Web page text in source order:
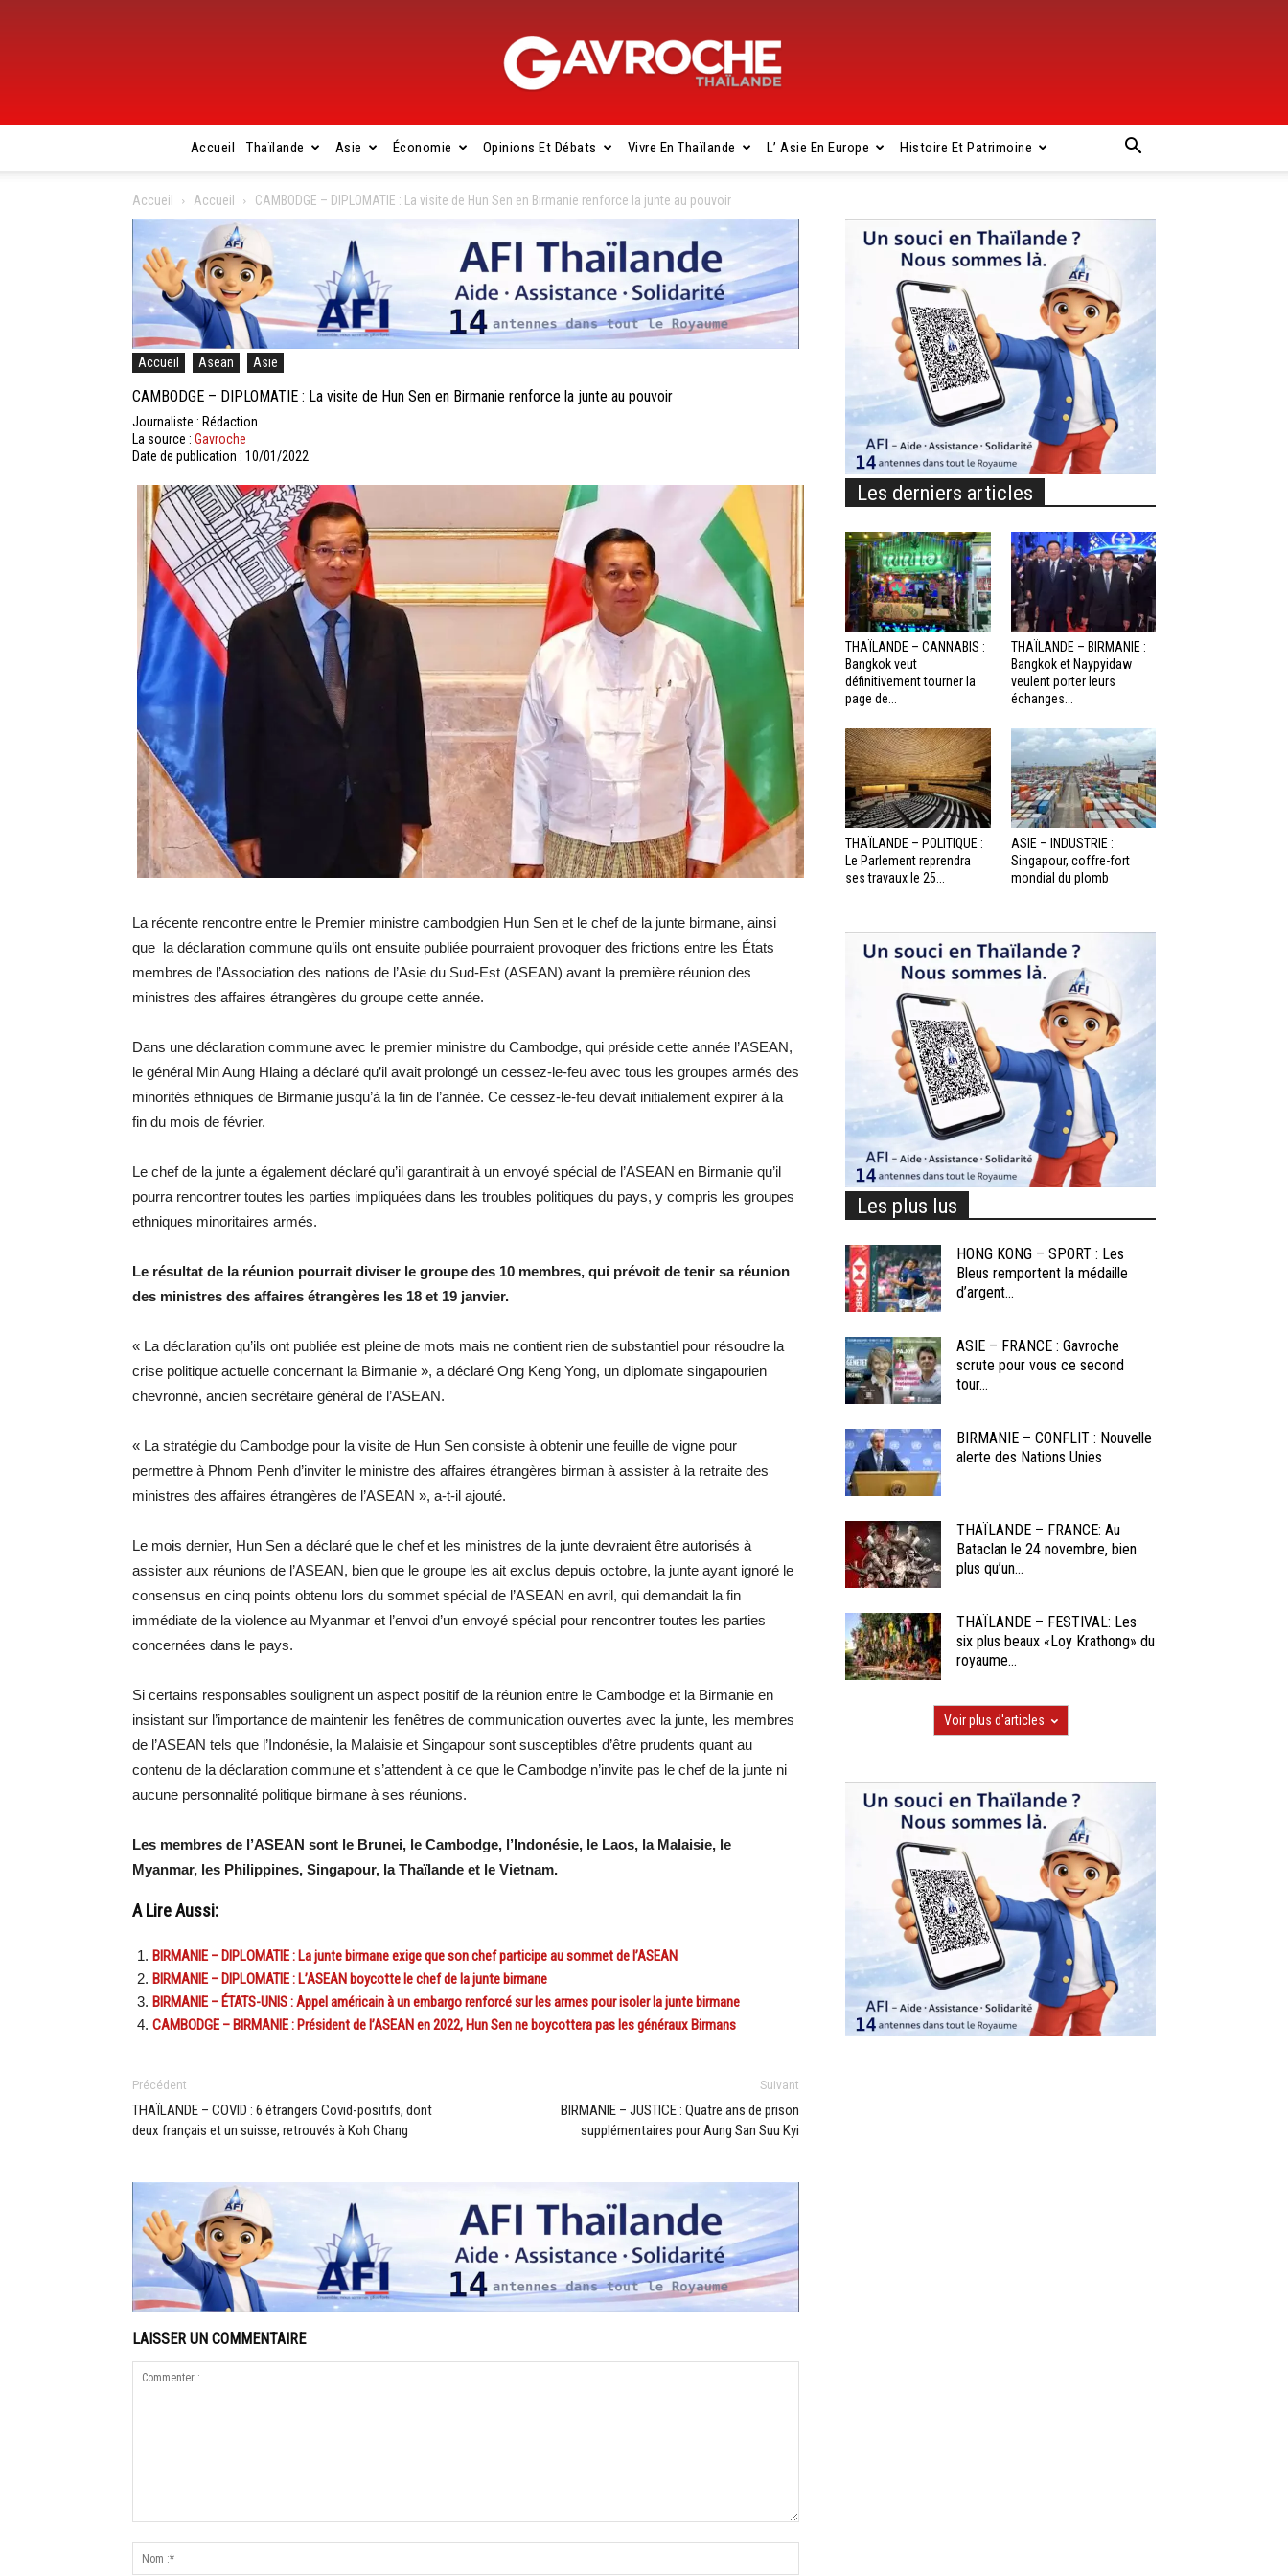
Gavroche
Thaïlande
Accueil Thaïlande Asie Économie Opinions Et Débats Vivre En Thaïlande L’ Asie En Europe Histoire Et Patrimoine
Accueil Accueil CAMBODGE – DIPLOMATIE : La visite de Hun Sen en Birmanie renforce la junte au pouvoir
Accueil Asean Asie
CAMBODGE – DIPLOMATIE : La visite de Hun Sen en Birmanie renforce la junte au pouvoir
Journaliste : Rédaction
La source : Gavroche
Date de publication : 10/01/2022
La récente rencontre entre le Premier ministre cambodgien Hun Sen et le chef de la junte birmane, ainsi
que la déclaration commune qu’ils ont ensuite publiée pourraient provoquer des frictions entre les États
membres de l’Association des nations de l’Asie du Sud-Est (ASEAN) avant la première réunion des
ministres des affaires étrangères du groupe cette année.
Dans une déclaration commune avec le premier ministre du Cambodge, qui préside cette année l’ASEAN,
le général Min Aung Hlaing a déclaré qu’il avait prolongé un cessez-le-feu avec tous les groupes armés des
minorités ethniques de Birmanie jusqu’à la fin de l’année. Ce cessez-le-feu devait initialement expirer à la
fin du mois de février.
Le chef de la junte a également déclaré qu’il garantirait à un envoyé spécial de l’ASEAN en Birmanie qu’il
pourra rencontrer toutes les parties impliquées dans les troubles politiques du pays, y compris les groupes
ethniques minoritaires armés.
Le résultat de la réunion pourrait diviser le groupe des 10 membres, qui prévoit de tenir sa réunion
des ministres des affaires étrangères les 18 et 19 janvier.
« La déclaration qu’ils ont publiée est pleine de mots mais ne contient rien de substantiel pour résoudre la
crise politique actuelle concernant la Birmanie », a déclaré Ong Keng Yong, un diplomate singapourien
chevronné, ancien secrétaire général de l’ASEAN.
« La stratégie du Cambodge pour la visite de Hun Sen consiste à obtenir une feuille de vigne pour
permettre à Phnom Penh d’inviter le ministre des affaires étrangères birman à assister à la retraite des
ministres des affaires étrangères de l’ASEAN », a-t-il ajouté.
Le mois dernier, Hun Sen a déclaré que le chef et les ministres de la junte devraient être autorisés à
assister aux réunions de l’ASEAN, bien que le groupe les ait exclus depuis octobre, la junte ayant ignoré le
consensus en cinq points obtenu lors du sommet spécial de l’ASEAN en avril, qui demandait la fin
immédiate de la violence au Myanmar et l’envoi d’un envoyé spécial pour rencontrer toutes les parties
concernées dans le pays.
Si certains responsables soulignent un aspect positif de la réunion entre le Cambodge et la Birmanie en
insistant sur l’importance de maintenir les fenêtres de communication ouvertes avec la junte, les membres
de l’ASEAN tels que l’Indonésie, la Malaisie et Singapour sont susceptibles d’être prudents quant au
contenu de la déclaration commune et s’attendent à ce que le Cambodge n’invite pas le chef de la junte ni
aucune personnalité politique birmane à ses réunions.
Les membres de l’ASEAN sont le Brunei, le Cambodge, l’Indonésie, le Laos, la Malaisie, le
Myanmar, les Philippines, Singapour, la Thaïlande et le Vietnam.
A Lire Aussi:
BIRMANIE – DIPLOMATIE : La junte birmane exige que son chef participe au sommet de l’ASEAN
BIRMANIE – DIPLOMATIE : L’ASEAN boycotte le chef de la junte birmane
BIRMANIE – ÉTATS-UNIS : Appel américain à un embargo renforcé sur les armes pour isoler la junte birmane
CAMBODGE – BIRMANIE : Président de l’ASEAN en 2022, Hun Sen ne boycottera pas les généraux Birmans
Précédent
THAÏLANDE – COVID : 6 étrangers Covid-positifs, dont
deux français et un suisse, retrouvés à Koh Chang
Suivant
BIRMANIE – JUSTICE : Quatre ans de prison
supplémentaires pour Aung San Suu Kyi
LAISSER UN COMMENTAIRE
Les derniers articles
THAÏLANDE – CANNABIS :
Bangkok veut
définitivement tourner la
page de...
THAÏLANDE – BIRMANIE :
Bangkok et Naypyidaw
veulent porter leurs
échanges...
THAÏLANDE – POLITIQUE :
Le Parlement reprendra
ses travaux le 25...
ASIE – INDUSTRIE :
Singapour, coffre-fort
mondial du plomb
Les plus lus
HONG KONG – SPORT : Les
Bleus remportent la médaille
d’argent...
ASIE – FRANCE : Gavroche
scrute pour vous ce second
tour...
BIRMANIE – CONFLIT : Nouvelle
alerte des Nations Unies
THAÏLANDE – FRANCE: Au
Bataclan le 24 novembre, bien
plus qu’un...
THAÏLANDE – FESTIVAL: Les
six plus beaux «Loy Krathong» du
royaume...
Voir plus d'articles